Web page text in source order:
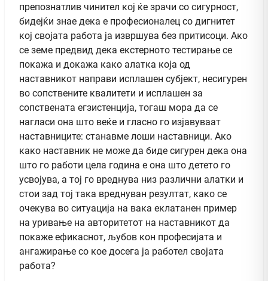
препознатлив чинител кој ќе зрачи со сигурност,
бидејќи знае дека е професионалец со дигнитет
кој својата работа ја извршува без притисоци. Ако
се земе предвид дека екстерното тестирање се
покажа и докажа како алатка која од
наставникот направи исплашен субјект, несигурен
во сопствените квалитети и исплашен за
сопствената егзистенција, тогаш мора да се
нагласи она што веќе и гласно го изјавуваат
наставниците: станавме лоши наставници. Ако
како наставник не може да биде сигурен дека она
што го работи цела година е она што детето го
усвојува, а тој го вреднува низ различни алатки и
стои зад тој така вреднуван резултат, како се
очекува во ситуација на вака еклатанен пример
на уривање на авторитетот на наставникот да
покаже ефикаснот, љубов кон професијата и
ангажирање со кое досега ја работел својата
работа?